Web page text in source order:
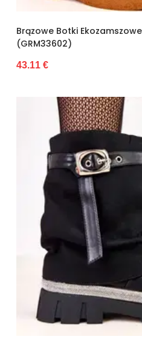
Brązowe Botki
(GRM33602)
43.11 €